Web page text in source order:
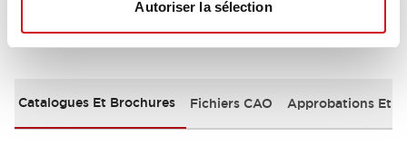
Autoriser la sélection
Documents et fichiers
Catalogues Et Brochures Fichiers CAO Approbations Et